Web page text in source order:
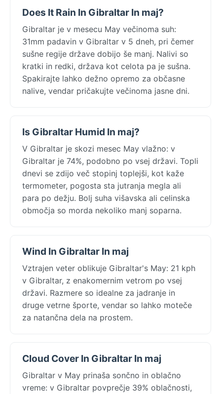
Does It Rain In Gibraltar In maj?
Gibraltar je v mesecu May večinoma suh:
31mm padavin v Gibraltar v 5 dneh, pri čemer
sušne regije države dobijo še manj. Nalivi so
kratki in redki, država kot celota pa je sušna.
Spakirajte lahko dežno opremo za občasne
nalive, vendar pričakujte večinoma jasne dni.
Is Gibraltar Humid In maj?
V Gibraltar je skozi mesec May vlažno: v
Gibraltar je 74%, podobno po vsej državi. Topli
dnevi se zdijo več stopinj toplejši, kot kaže
termometer, pogosta sta jutranja megla ali
para po dežju. Bolj suha višavska ali celinska
območja so morda nekoliko manj soparna.
Wind In Gibraltar In maj
Vztrajen veter oblikuje Gibraltar's May: 21 kph
v Gibraltar, z enakomernim vetrom po vsej
državi. Razmere so idealne za jadranje in
druge vetrne športe, vendar so lahko moteče
za natančna dela na prostem.
Cloud Cover In Gibraltar In maj
Gibraltar v May prinaša sončno in oblačno
vreme: v Gibraltar povprečje 39% oblačnosti,